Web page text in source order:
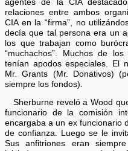
agentes de la CIA
relaciones entre ambos
CIA en la “firma”, no
decía que tal persona era un
los que trabajan como
“muchachos”. Muchos de
tenían apodos especiales. El
Mr. Grants (Mr. Donativos)
siempre los fondos).
Sherburne reveló a Wood
funcionario de la comisión
encargaba a un ex funcionario
de confianza. Luego se le
Sus anfitriones eran